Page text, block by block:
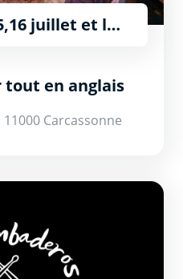
juillet et les
Atelier : Cuisiner tout en anglais
Carcassonne